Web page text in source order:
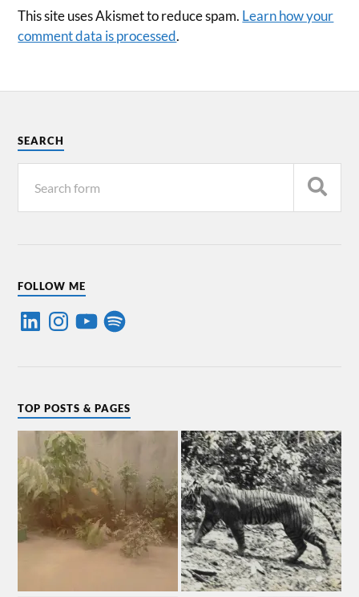
This site uses Akismet to reduce spam. Learn how your
comment data is processed.
SEARCH
FOLLOW ME
TOP POSTS & PAGES